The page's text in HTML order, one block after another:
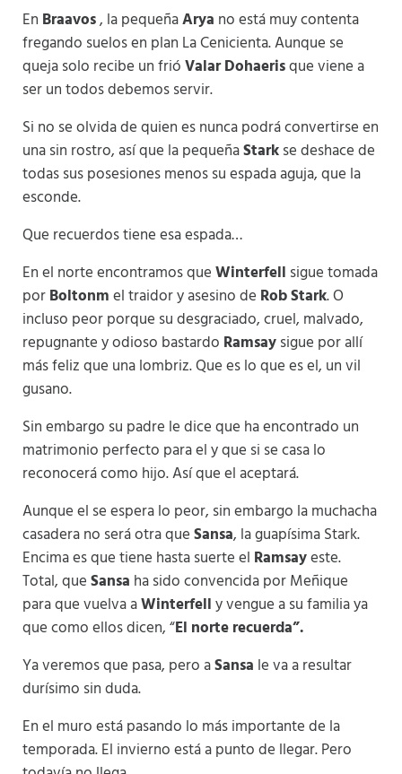
En Braavos, la pequeñaArya no está muy contenta
fregando suelos en plan La Cenicienta. Aunque se
queja solo recibe un frióValar Dohaerisque viene a
ser un todos debemos servir.
Si no se olvida de quien es nunca podrá convertirse en
una sin rostro, así que la pequeñaStarkse deshace de
todas sus posesiones menos su espada aguja, que la
esconde.
Que recuerdos tiene esa espada…
En el norte encontramos queWinterfell sigue tomada
porBoltonmel traidor y asesino de RobStark. O
incluso peor porque su desgraciado, cruel, malvado,
repugnante y odioso bastardo Ramsaysigue por allí
más feliz que una lombriz. Que es lo que es el, un vil
gusano.
Sin embargo su padre le dice que ha encontrado un
matrimonio perfecto para el y que si se casa lo
reconocerá como hijo. Así que el aceptará.
Aunque el se espera lo peor, sin embargo la muchacha
casadera no será otra queSansa, la guapísima Stark.
Encima es que tiene hasta suerte el Ramsayeste.
Total, queSansa ha sido convencida por Meñique
para que vuelva aWinterfelly vengue a su familia ya
que como ellos dicen, “El norte recuerda”.
Ya veremos que pasa, pero aSansa le va a resultar
durísimo sin duda.
En el muro está pasando lo más importante de la
temporada. El invierno está a punto de llegar. Pero